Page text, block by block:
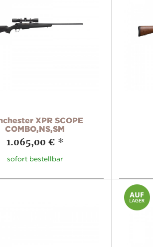
XPR SCOPE
COMBO,NS,SM
1.065,00 € *
sofort bestellbar